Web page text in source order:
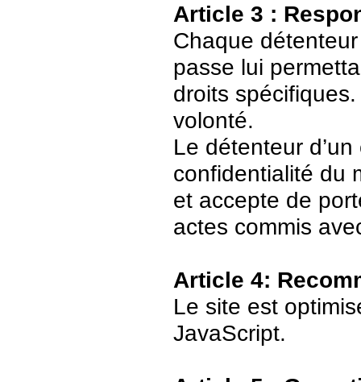
Article 3 :
Chaque
passe lui
droits
volonté.
Le détenteur
confidentialité du
et accepte de
actes commis
Article 4:
Le site est
JavaScript.